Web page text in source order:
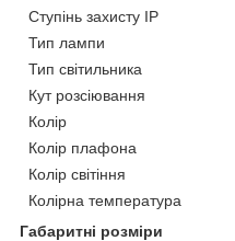
Ступінь захисту IP
Тип лампи
Тип світильника
Кут розсіювання
Колір
Колір плафона
Колір світіння
Колірна температура
Габаритні розміри